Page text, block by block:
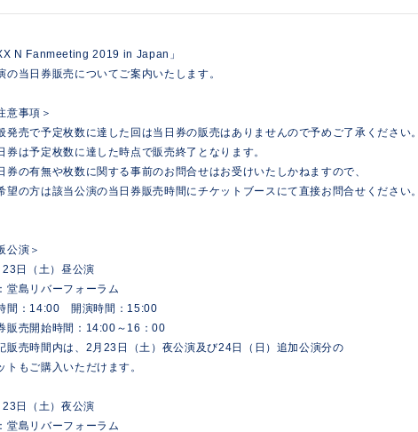
N Fanmeeting 2019 in Japan」
の当日券販売についてご案内いたします。
意事項＞
発売で予定枚数に達した回は当日券の販売はありませんので予めご了承ください。
券は予定枚数に達した時点で販売終了となります。
券の有無や枚数に関する事前のお問合せはお受けいたしかねますので、
の方は該当公演の当日券販売時間にチケットブースにて直接お問合せください。
公演＞
日（土）昼公演
堂島リバーフォーラム
間：14:00 開演時間：15:00
販売開始時間：14:00～16：00
販売時間内は、2月23日（土）夜公演及び24日（日）追加公演分の
トもご購入いただけます。
日（土）夜公演
堂島リバーフォーラム